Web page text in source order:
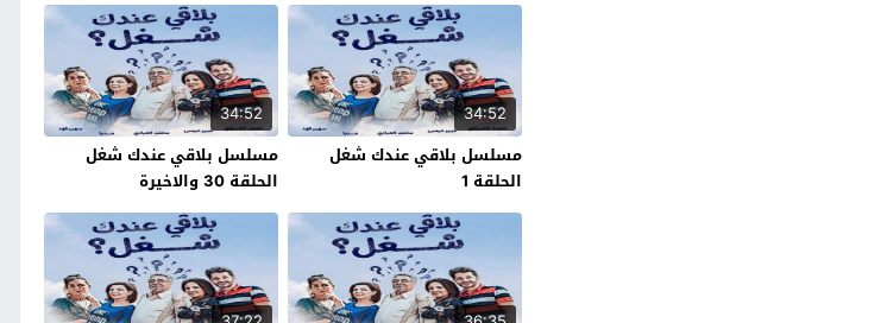
34:52
مسلسل بلاقي عندك شغل
الحلقة 1
34:52
مسلسل بلاقي عندك شغل
الحلقة 30 والاخيرة